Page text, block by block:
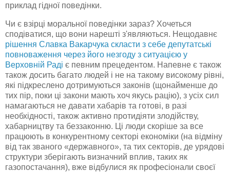
приклад гідної поведінки.
Чи є взірці моральної поведінки зараз? Хочеться
сподіватися, що вони нарешті з'являються. Нещодавнє
рішення Славка Вакарчука скласти з себе депутатські
повноваження через його незгоду з ситуацією у
Верховній Раді є певним прецедентом. Напевне є також
також досить багато людей і не на такому високому рівні,
які підкреслено дотримуються законів (щонайменше до
тих пір, поки ці закони мають хоч якусь рацію), з усіх сил
намагаються не давати хабарів та готові, в разі
необхідності, також активно протидіяти злодійству,
хабарництву та беззаконню. Ці люди скоріше за все
працюють в конкурентному секторі економіки (на відміну
від так званого «державного», та тих секторів, де урядові
структури зберігають визначний вплив, таких як
газопостачання), вже відбулися як професіонали своєї